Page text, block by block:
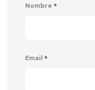
Nombre *
Email *